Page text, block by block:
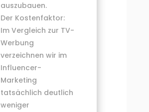
auszubauen.
Der Kostenfaktor:
Im Vergleich zur TV-
Werbung
verzeichnen wir im
Influencer-
Marketing
tatsächlich deutlich
weniger